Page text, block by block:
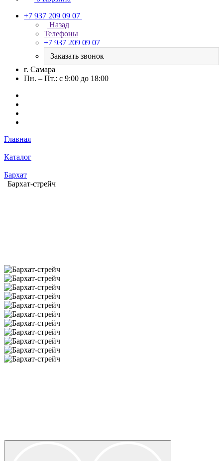
+7 937 209 09 07
Назад
Телефоны
+7 937 209 09 07
Заказать звонок
г. Самара
Пн. – Пт.: с 9:00 до 18:00
Главная
Каталог
Бархат
Бархат-стрейч